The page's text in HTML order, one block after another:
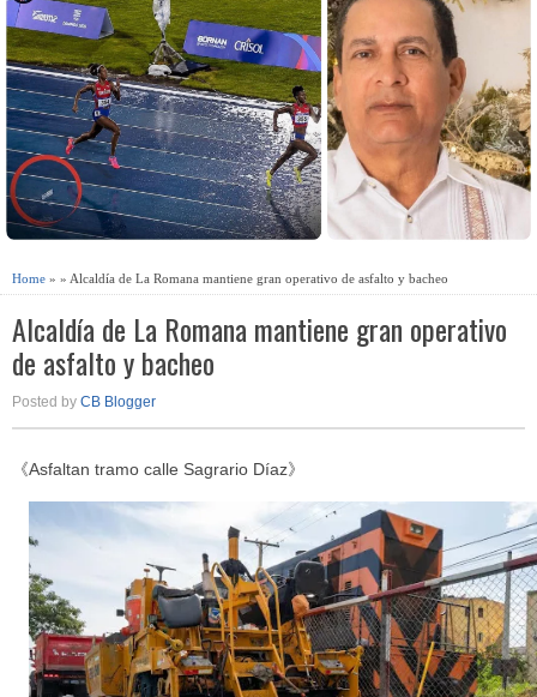
o
n
Home » » Alcaldía de La Romana mantiene gran operativo de asfalto y bacheo
Alcaldía de La Romana mantiene gran operativo
de asfalto y bacheo
Posted by CB Blogger
《Asfaltan tramo calle Sagrario Díaz》